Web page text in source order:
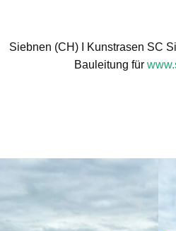
Sieb­nen (CH) I Kunst­ra­sen SC
Bau­lei­tung für